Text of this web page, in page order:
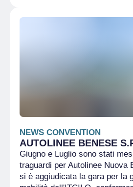
NEWS CONVENTION
AUTOLINEE BENESE
Giugno e Luglio sono stati
traguardi per Autolinee Nuova
si è aggiudicata la gara per la